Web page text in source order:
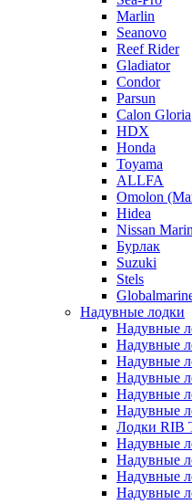
Marlin
Seanovo
Reef Rider
Gladiator
Condor
Parsun
Calon Gloria
HDX
Honda
Toyama
ALLFA
Omolon
Hidea
Nissan
Бурлак
Suzuki
Stels
Надувные лодки
Надувные
Надувные
Надувные
Надувные
Надувные
Надувные
Лодки RIB
Надувные
Надувные
Надувные
Надувные